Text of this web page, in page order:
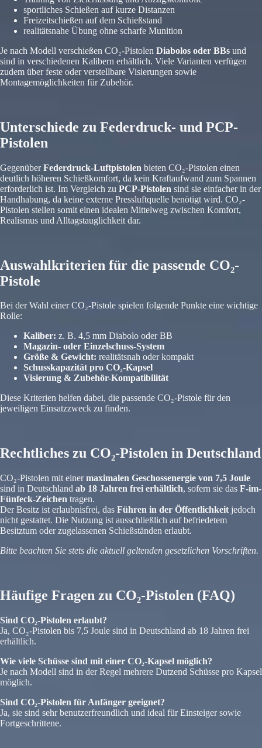
sportliches Schießen auf kurze Distanzen
Freizeitschießen auf dem Schießstand
realitätsnahe Übung ohne scharfe Munition
Je nach Modell verschießen CO₂-Pistolen Diabolos oder BBs und
sind in verschiedenen Kalibern erhältlich. Viele Varianten verfügen
zudem über feste oder verstellbare Visierungen sowie
Montagemöglichkeiten für Zubehör.
Unterschiede zu Federdruck- und PCP-
Pistolen
GegenüberFederdruck-Luftpistolen bieten CO₂-Pistolen einen
deutlich höheren Schießkomfort, da kein Kraftaufwand zum Spannen
erforderlich ist. Im Vergleich zu PCP-Pistolen sind sie einfacher in der
Handhabung, da keine externe Pressluftquelle benötigt wird. CO₂-
Pistolen stellen somit einen idealen Mittelweg zwischen Komfort,
Realismus und Alltagstauglichkeit dar.
Auswahlkriterien für die passende CO₂-
Pistole
Bei der Wahl einer CO₂-Pistole spielen folgende Punkte eine wichtige
Rolle:
Kaliber: z. B. 4,5 mm Diabolo oder BB
Magazin- oder Einzelschuss-System
Größe & Gewicht: realitätsnah oder kompakt
Schusskapazität pro CO₂-Kapsel
Visierung & Zubehör-Kompatibilität
Diese Kriterien helfen dabei, die passende CO₂-Pistole für den
jeweiligen Einsatzzweck zu finden.
Rechtliches zu CO₂-Pistolen in Deutschland
CO₂-Pistolen mit einermaximalen Geschossenergie von 7,5 Joule
sind in Deutschland ab 18 Jahren frei erhältlich, sofern sie das F-im-
Fünfeck-Zeichen tragen.
Der Besitz ist erlaubnisfrei, das Führen in der Öffentlichkeit jedoch
nicht gestattet. Die Nutzung ist ausschließlich auf befriedetem
Besitztum oder zugelassenen Schießständen erlaubt.
Bitte beachten Sie stets die aktuell geltenden gesetzlichen Vorschriften.
Häufige Fragen zu CO₂-Pistolen (FAQ)
Sind CO₂-Pistolen erlaubt?
Ja, CO₂-Pistolen bis 7,5 Joule sind in Deutschland ab 18 Jahren frei
erhältlich.
Wie viele Schüsse sind mit einer CO₂-Kapsel möglich?
Je nach Modell sind in der Regel mehrere Dutzend Schüsse pro Kapsel
möglich.
Sind CO₂-Pistolen für Anfänger geeignet?
Ja, sie sind sehr benutzerfreundlich und ideal für Einsteiger sowie
Fortgeschrittene.